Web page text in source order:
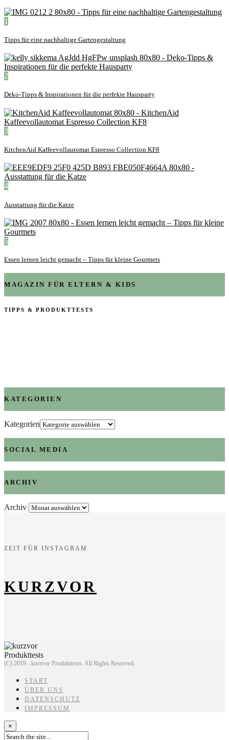
1
Tipps für eine nachhaltige Gartengestaltung
2
Deko-Tipps & Inspirationen für die perfekte Hausparty
3
KitchenAid Kaffeevollautomat Espresso Collection KF8
4
Ausstattung für die Katze
5
Essen lernen leicht gemacht – Tipps für kleine Gourmets
MAGAZIN FÜR ELTERN & KIDS
TIPPS & PRODUKTTESTS
KATEGORIEN
Kategorien
SOCIAL MEDIA
ARCHIV
Archiv
ZEIT FÜR INSTAGRAM
KURZVOR
(C) 2019 - kurzvor Produkttests. All Rights Reserved.
START
ÜBER UNS
DATENSCHUTZ
IMPRESSUM
×